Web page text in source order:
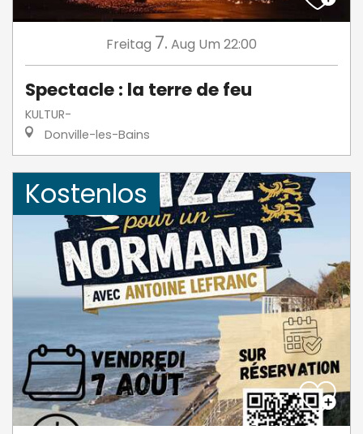
Freitag 7. Aug Um 22:00
Spectacle : la terre de feu
KULTUR-
Donville-les-Bains
Kostenlos